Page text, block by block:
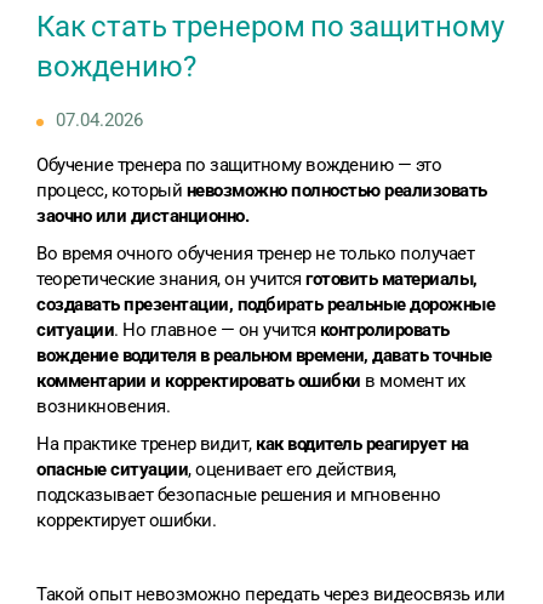
Как стать тренером по защитному
вождению?
07.04.2026
Обучение тренера по защитному вождению — это
процесс, который невозможно полностью реализовать
заочно или дистанционно.
Во время очного обучения тренер не только получает
теоретические знания, он учится готовить материалы,
создавать презентации, подбирать реальные дорожные
ситуации. Но главное — он учится контролировать
вождение водителя в реальном времени, давать точные
комментарии и корректировать ошибки в момент их
возникновения.
На практике тренер видит, как водитель реагирует на
опасные ситуации, оценивает его действия,
подсказывает безопасные решения и мгновенно
корректирует ошибки.
Такой опыт невозможно передать через видеосвязь или